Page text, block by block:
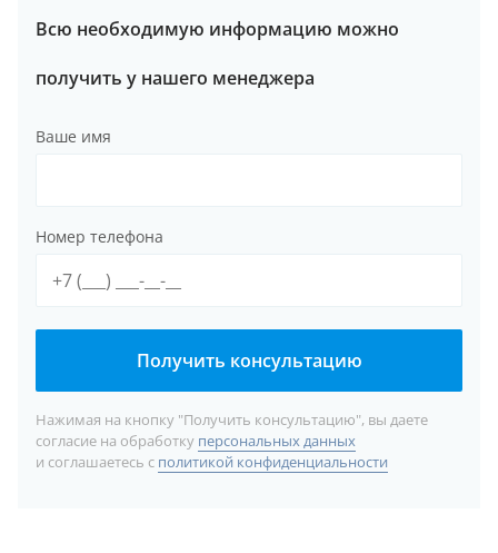
Всю необходимую информацию можно
получить у нашего менеджера
Ваше имя
Номер телефона
Получить консультацию
Нажимая на кнопку "Получить консультацию", вы даете
согласие на обработку персональных данных
и соглашаетесь с политикой конфиденциальности